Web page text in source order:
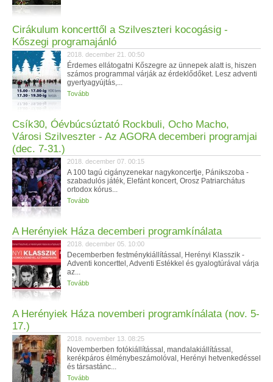
Cirákulum koncerttől a Szilveszteri kocogásig -
Kőszegi programajánló
2018. december 21. 00:50
Érdemes ellátogatni Kőszegre az ünnepek alatt is, hiszen
számos programmal várják az érdeklődőket. Lesz adventi
gyertyagyújtás,...
Tovább
Csík30, Óévbúcsúztató Rockbuli, Ocho Macho,
Városi Szilveszter - Az AGORA decemberi programjai
(dec. 7-31.)
2018. december 07. 00:15
A 100 tagú cigányzenekar nagykoncertje, Pánikszoba -
szabadulós játék, Elefánt koncert, Orosz Patriarchátus
ortodox kórus...
Tovább
A Herényiek Háza decemberi programkínálata
2018. december 05. 10:00
Decemberben festménykiállítással, Herényi Klasszik -
Adventi koncerttel, Adventi Estékkel és gyalogtúrával várja
az...
Tovább
A Herényiek Háza novemberi programkínálata (nov. 5-
17.)
2018. november 13. 08:25
Novemberben fotókiállítással, mandalakiállítással,
kerékpáros élménybeszámolóval, Herényi hetvenkedéssel
és társastánc...
Tovább